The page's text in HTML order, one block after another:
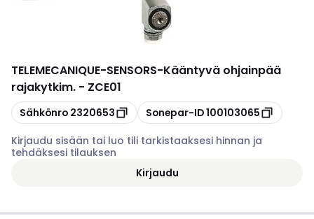
TELEMECANIQUE-SENSORS-Kääntyvä ohjainpää
rajakytkim. - ZCE01
Kopioi
Sähkönro 2320653 Kopioi
Sonepar-ID100103065
Kirjaudu sisään tai luo tili tarkistaaksesi hinnan ja
tehdäksesi tilauksen
Kirjaudu